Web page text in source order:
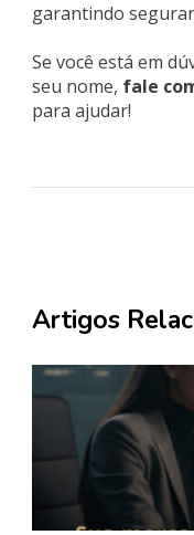
garantindo
Se você está em
seu nome, fale
para ajudar!
Artigos